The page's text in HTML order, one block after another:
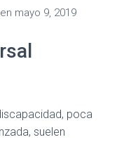
en mayo 9, 2019
poca
suelen